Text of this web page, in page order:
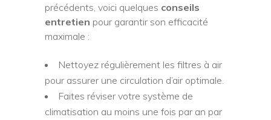
précédents, voici quelques conseils
entretien pour garantir son efficacité
maximale :
Nettoyez régulièrement les filtres à air
pour assurer une circulation d’air optimale.
Faites réviser votre système de
climatisation au moins une fois par an par